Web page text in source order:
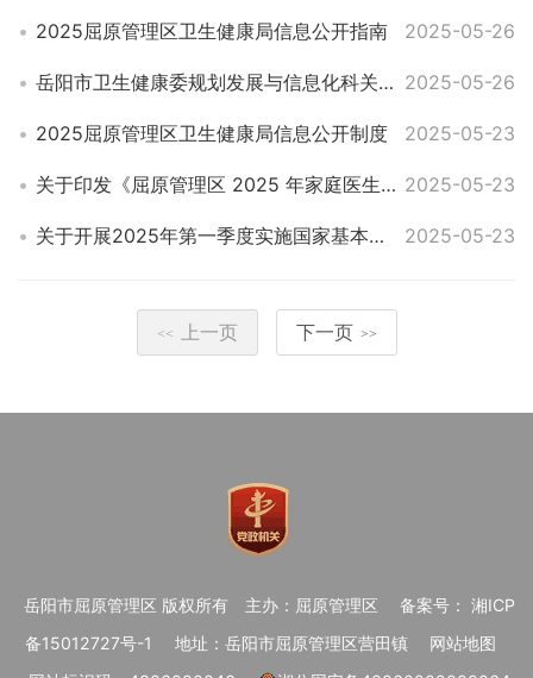
2025屈原管理区卫生健康局信息公开指南 2025-05-26
岳阳市卫生健康委规划发展与信息化科关于印发《2025年全市卫生健康规划信息工作要点》的通知 2025-05-26
2025屈原管理区卫生健康局信息公开制度 2025-05-23
关于印发《屈原管理区 2025 年家庭医生签约服务提升行动实施细则》的通知 2025-05-23
关于开展2025年第一季度实施国家基本药 物制度督查的通知 2025-05-23
<< 上一页 下一页 >>
岳阳市屈原管理区 版权所有 主办：屈原管理区
备案号： 湘ICP
备15012727号-1
地址：岳阳市屈原管理区营田镇
网站地图